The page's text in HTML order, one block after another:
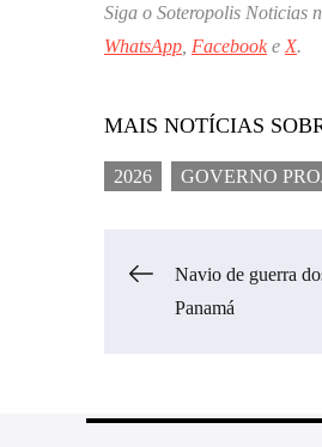
Siga o Soteropolis Noticias
WhatsApp Facebook e X.
MAIS NOTÍCIAS
2026 GOVERNO
Post
Navio de guerra
Panamá